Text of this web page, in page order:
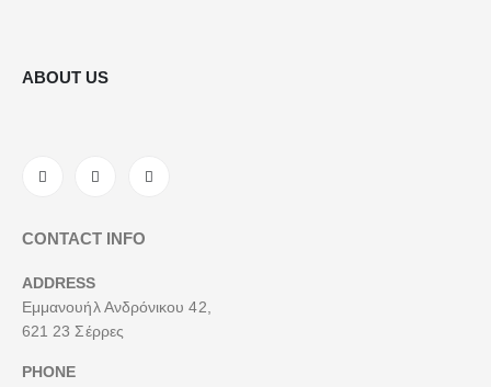
ABOUT US
CONTACT INFO
ADDRESS
Εμμανουήλ Ανδρόνικου 42,
621 23 Σέρρες
PHONE